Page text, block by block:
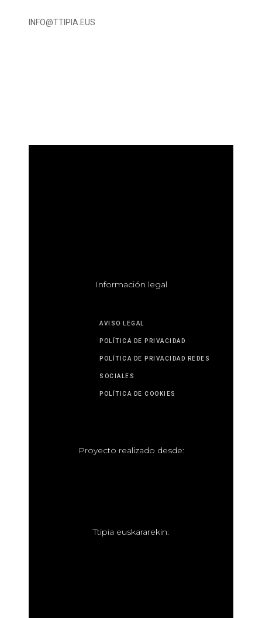
INFO@TTIPIA.EUS
Información legal
AVISO LEGAL
POLÍTICA DE PRIVACIDAD
POLÍTICA DE PRIVACIDAD REDES
SOCIALES
POLÍTICA DE COOKIES
Proyecto realizado desde:
Ttipia euskararekin: